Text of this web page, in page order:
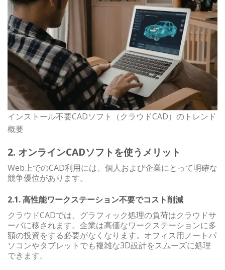
インストール不要CADソフト（クラウドCAD）のトレンド
概要
2. オンラインCADソフトを使うメリット
Web上でのCAD利用には、個人および企業にとって明確な
競争優位があります。
2.1. 高性能ワークステーション不要でコスト削減
クラウドCADでは、グラフィック処理の負荷はクラウドサ
ーバに移されます。企業は高価なワークステーションに多
額の投資をする必要がなくなります。オフィス用ノートパ
ソコンやタブレットでも複雑な3D設計をスムーズに処理
できます。